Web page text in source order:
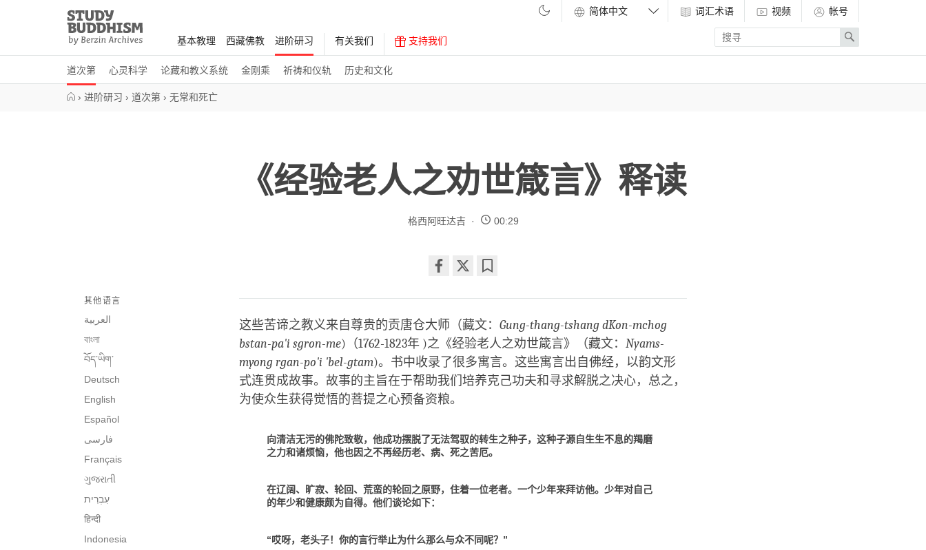
Study
Buddhism
Home
基本教理 西藏佛教 进阶研习
道次第 心灵科学 论藏和教义系统 金刚乘 祈祷和仪轨 历史和文化
有关我们 支持我们
词汇术语 视频
帐号
Enter
search
term
Search
› 进阶研习 › 道次第 › 无常和死亡
《经验老人之劝世箴言》释读
格西阿旺达吉 00:29
on
facebook
其他语言
العربية
বাংলা
བོད་ཡིག་
Deutsch
English
Español
فارسی
Français
ગુજરાતી
हिन्दी
Indonesia
这些苦谛之教义来自尊贵的贡唐仓大师（藏文： Gung-thang-tshang dKon-mchog
bstan-pa'i sgron-me)（1762-1823年 )之《经验老人之劝世箴言》（藏文： Nyams-
myong rgan-po'i 'bel-gtam)。书中收录了很多寓言。这些寓言出自佛经，以韵文形
式连贯成故事。故事的主旨在于帮助我们培养克己功夫和寻求解脱之决心，总之，
为使众生获得觉悟的菩提之心预备资粮。
向清洁无污的佛陀致敬，他成功摆脱了无法驾驭的转生之种子，这种子源自生生不息的羯磨
之力和诸烦恼，他也因之不再经历老、病、死之苦厄。
在辽阔、旷寂、轮回、荒蛮的轮回之原野，住着一位老者。一个少年来拜访他。少年对自己
的年少和健康颇为自得。他们谈论如下：
“哎呀，老头子！你的言行举止为什么那么与众不同呢？”